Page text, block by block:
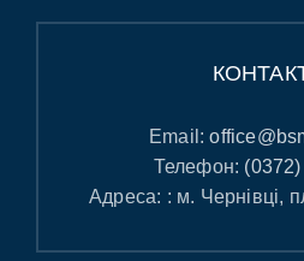
Email:
Телефон:
Адреса: : м. Чернівці,